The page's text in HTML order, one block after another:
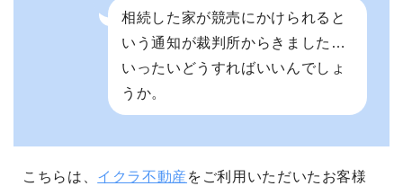
相続した家が競売にかけられると
いう通知が裁判所からきました…
いったいどうすればいいんでしょ
うか。
こちらは、 イクラ不動産 をご利用いただいたお客様